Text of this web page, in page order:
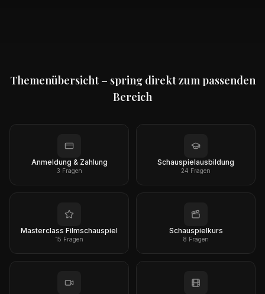
Themenübersicht – spring direkt zum passenden
Bereich
Anmeldung & Zahlung
3 Fragen
Schauspielausbildung
24 Fragen
Masterclass Filmschauspiel
15 Fragen
Schauspielkurs
8 Fragen